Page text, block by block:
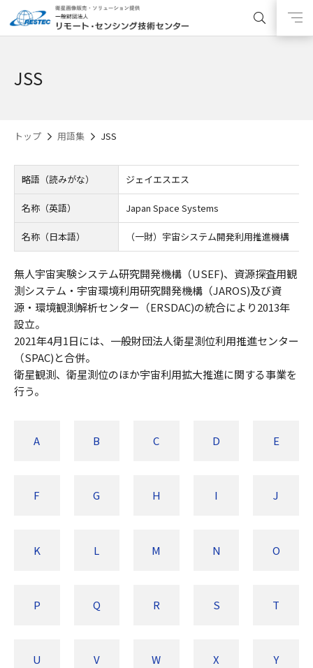
JSS
トップ 用語集 JSS
略語（読みがな） ジェイエスエス
名称（英語） Japan Space Systems
名称（日本語） （一財）宇宙システム開発利用推進機構
無人宇宙実験システム研究開発機構（USEF)、資源探査用観
測システム・宇宙環境利用研究開発機構（JAROS)及び資
源・環境観測解析センター（ERSDAC)の統合により2013年
設立。
2021年4月1日には、一般財団法人衛星測位利用推進センター
（SPAC)と合併。
衛星観測、衛星測位のほか宇宙利用拡大推進に関する事業を
行う。
A B C D E
F G H I J
K L M N O
P Q R S T
U V W X Y